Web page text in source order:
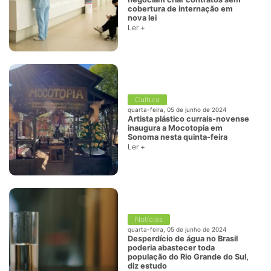
cobertura de internação em
nova lei
Ler +
Cultura
quarta-feira, 05 de junho de 2024
Artista plástico currais-novense
inaugura a Mocotopia em
Sonoma nesta quinta-feira
Ler +
Notícias
quarta-feira, 05 de junho de 2024
Desperdício de água no Brasil
poderia abastecer toda
população do Rio Grande do Sul,
diz estudo